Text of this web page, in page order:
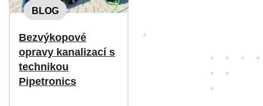
BLOG
Bezvýkopové
opravy kanalizací s
technikou
Pipetronics